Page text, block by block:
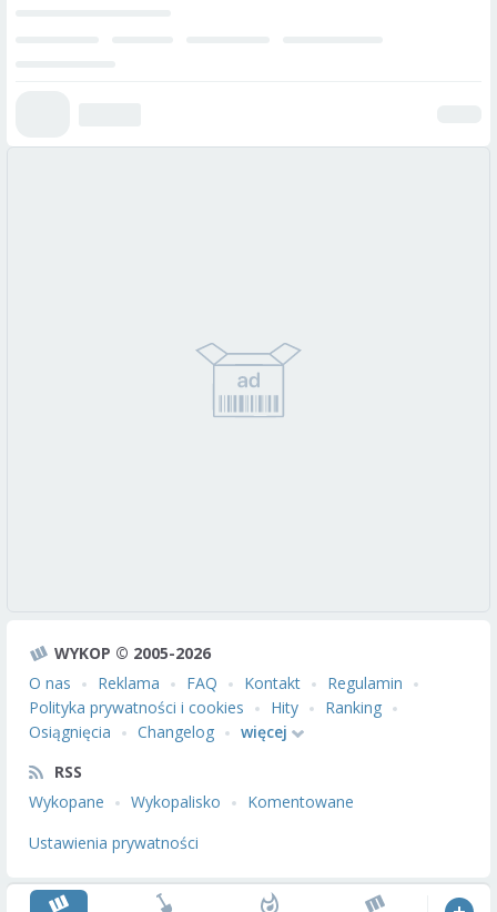
WYKOP © 2005-2026
O nas
Reklama FAQ Kontakt
Regulamin
Polityka prywatności i cookies
Hity
Ranking
Osiągnięcia
Changelog
więcej
RSS
Wykopane
Wykopalisko
Komentowane
Ustawienia prywatności